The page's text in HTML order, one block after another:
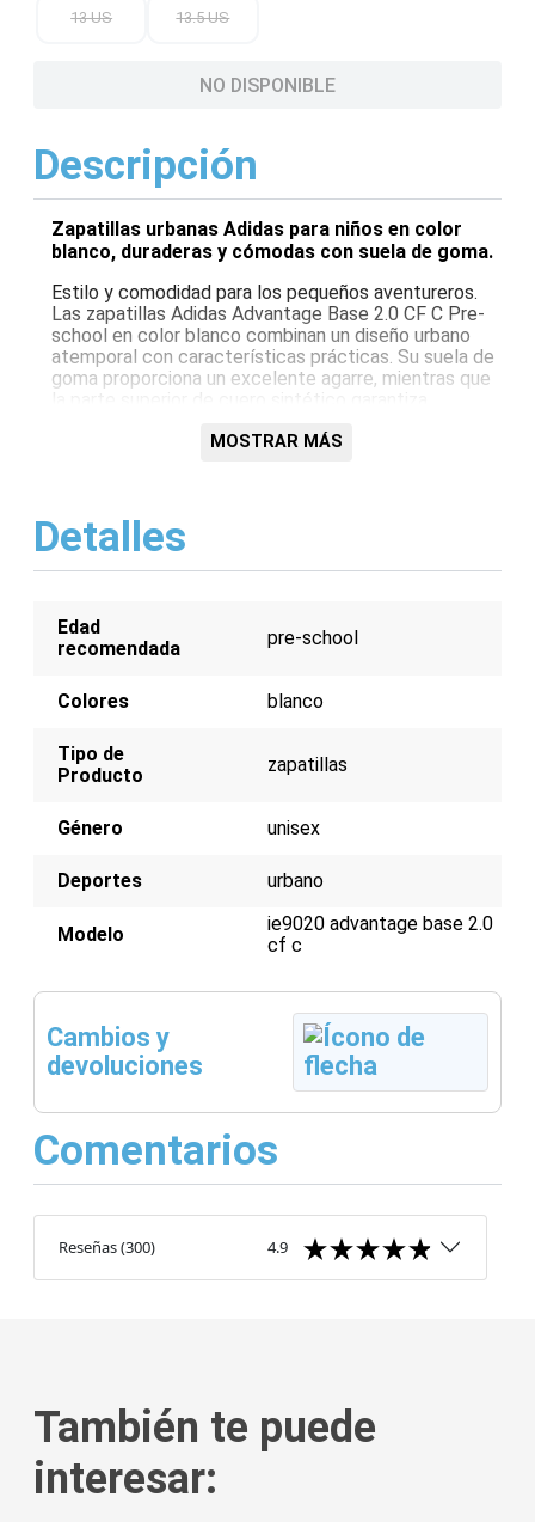
13 US 13.5 US
NO DISPONIBLE
Descripción
Zapatillas urbanas Adidas para niños en color
blanco, duraderas y cómodas con suela de goma.
Estilo y comodidad para los pequeños aventureros.
Las zapatillas Adidas Advantage Base 2.0 CF C Pre-
school en color blanco combinan un diseño urbano
atemporal con características prácticas. Su suela de
goma proporciona un excelente agarre, mientras que
niños se muevan cómodamente por la ciudad.
Diseño urbano atemporal
Parte superior de cuero sintético para
durabilidad y transpirabilidad
MOSTRAR MÁS
Detalles
Edad
recomendada
pre-school
Colores blanco
Tipo de
Producto
zapatillas
Género unisex
Deportes urbano
Modelo
ie9020 advantage base 2.0
cf c
Cambios y
devoluciones
Comentarios
Reseñas(300) 4.9
También te puede
interesar: